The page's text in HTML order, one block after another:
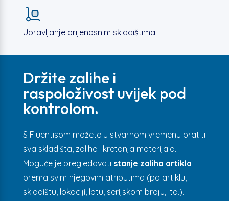
Upravljanje prijenosnim skladištima.
Držite zalihe i
raspoloživost uvijek pod
kontrolom.
S Fluentisom možete u stvarnom vremenu pratiti
sva skladišta, zalihe i kretanja materijala.
Moguće je pregledavati stanje zaliha artikla
prema svim njegovim atributima (po artiklu,
skladištu, lokaciji, lotu, serijskom broju, itd.).